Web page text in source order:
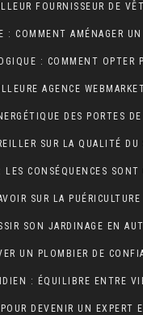
SUR LA
SON JARDINAGE EN